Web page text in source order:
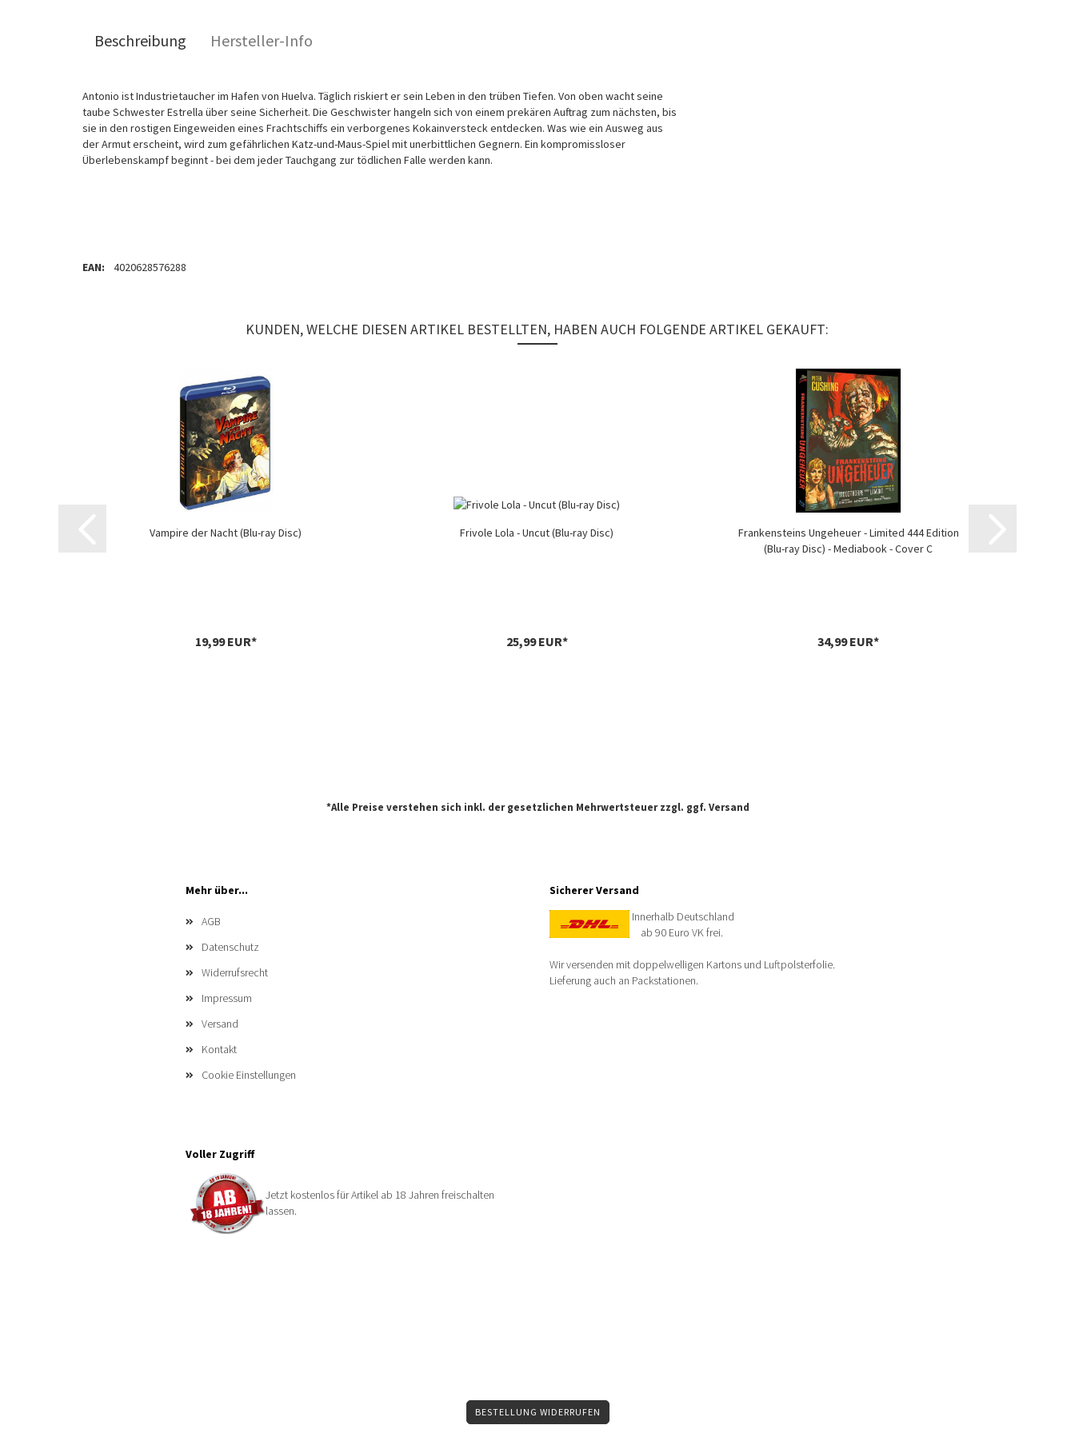
Beschreibung Hersteller-Info
Antonio ist Industrietaucher im Hafen von Huelva. Täglich riskiert er sein Leben in den trüben Tiefen. Von oben wacht seine
taube Schwester Estrella über seine Sicherheit. Die Geschwister hangeln sich von einem prekären Auftrag zum nächsten, bis
sie in den rostigen Eingeweiden eines Frachtschiffs ein verborgenes Kokainversteck entdecken. Was wie ein Ausweg aus
der Armut erscheint, wird zum gefährlichen Katz-und-Maus-Spiel mit unerbittlichen Gegnern. Ein kompromissloser
Überlebenskampf beginnt - bei dem jeder Tauchgang zur tödlichen Falle werden kann.
EAN: 4020628576288
KUNDEN, WELCHE DIESEN ARTIKEL BESTELLTEN, HABEN AUCH FOLGENDE ARTIKEL GEKAUFT:
Vampire der Nacht (Blu-ray Disc)
19,99 EUR*
Frivole Lola - Uncut (Blu-ray Disc)
25,99 EUR*
Frankensteins Ungeheuer - Limited 444 Edition
(Blu-ray Disc) - Mediabook - Cover C
34,99 EUR*
*Alle Preise verstehen sich inkl. der gesetzlichen Mehrwertsteuer zzgl. ggf. Versand
Mehr über...
AGB
Datenschutz
Widerrufsrecht
Impressum
Versand
Kontakt
Cookie Einstellungen
Sicherer Versand
Innerhalb Deutschland
ab 90 Euro VK frei.
Wir versenden mit doppelwelligen Kartons und Luftpolsterfolie.
Lieferung auch an Packstationen.
Voller Zugriff
Jetzt kostenlos für Artikel ab 18 Jahren freischalten
lassen.
BESTELLUNG WIDERRUFEN